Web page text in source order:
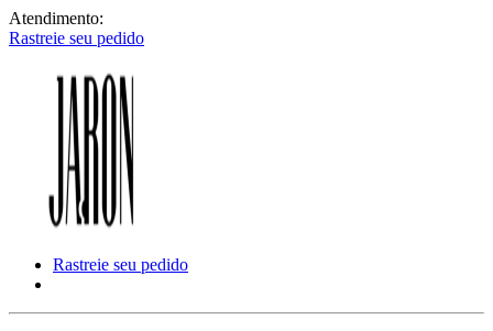
Atendimento:
Rastreie seu pedido
Rastreie seu pedido